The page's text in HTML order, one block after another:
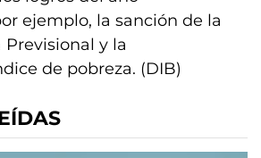
ejemplo, la sanción de la
Previsional y la
de pobreza. (DIB)